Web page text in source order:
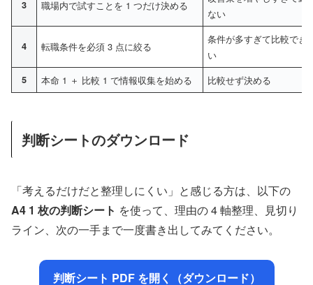
3 職場内で試すことを 1 つだけ決める
ない
4 転職条件を必須 3 点に絞る
条件が多すぎて比較でき
い
5 本命 1 ＋ 比較 1 で情報収集を始める 比較せず決める
判断シートのダウンロード
「考えるだけだと整理しにくい」と感じる方は、以下の
A4 1 枚の判断シート を使って、理由の 4 軸整理、見切り
ライン、次の一手まで一度書き出してみてください。
判断シート PDF を開く（ダウンロード）